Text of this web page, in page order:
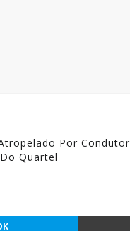
Por Condutor
Quartel